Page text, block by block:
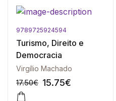
9789725924594
Turismo, Direito e
Democracia
Virgílio Machado
17.50€ 15.75€